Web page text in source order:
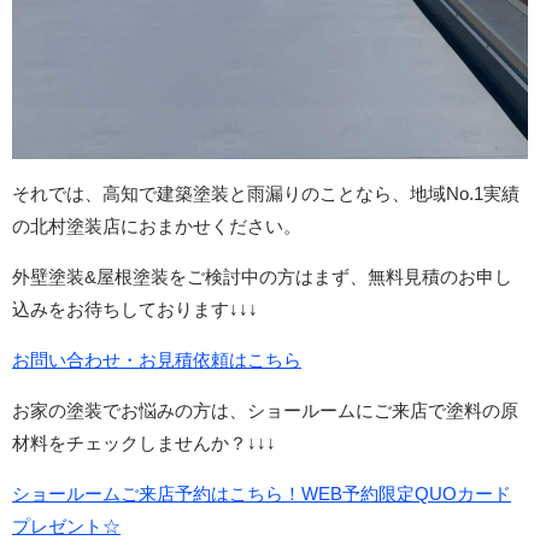
それでは、高知で建築塗装と雨漏りのことなら、地域No.1実績
の北村塗装店におまかせください。
外壁塗装&屋根塗装をご検討中の方はまず、無料見積のお申し
込みをお待ちしております↓↓↓
お問い合わせ・お見積依頼はこちら
お家の塗装でお悩みの方は、ショールームにご来店で塗料の原
材料をチェックしませんか？↓↓↓
ショールームご来店予約はこちら！WEB予約限定QUOカード
プレゼント☆